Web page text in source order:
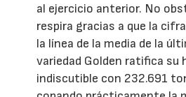
al ejercicio anterior. No
respira gracias a que la
la línea de la media de la
variedad Golden ratifica su
indiscutible con 232.691